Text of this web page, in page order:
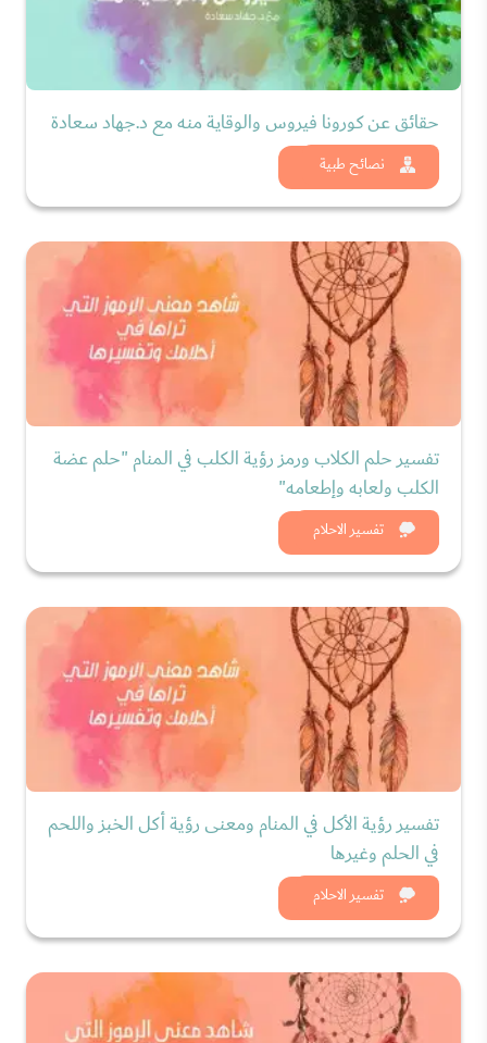
نصائح طبية
حقائق عن كورونا فيروس والوقاية منه مع د.جهاد سعادة
شاهد الان
تفسير الاحلام
تفسير حلم الكلاب ورمز رؤية الكلب في المنام "حلم عضة
الكلب ولعابه وإطعامه"
شاهد الان
تفسير الاحلام
تفسير رؤية الأكل في المنام ومعنى رؤية أكل الخبز واللحم
في الحلم وغيرها
شاهد الان